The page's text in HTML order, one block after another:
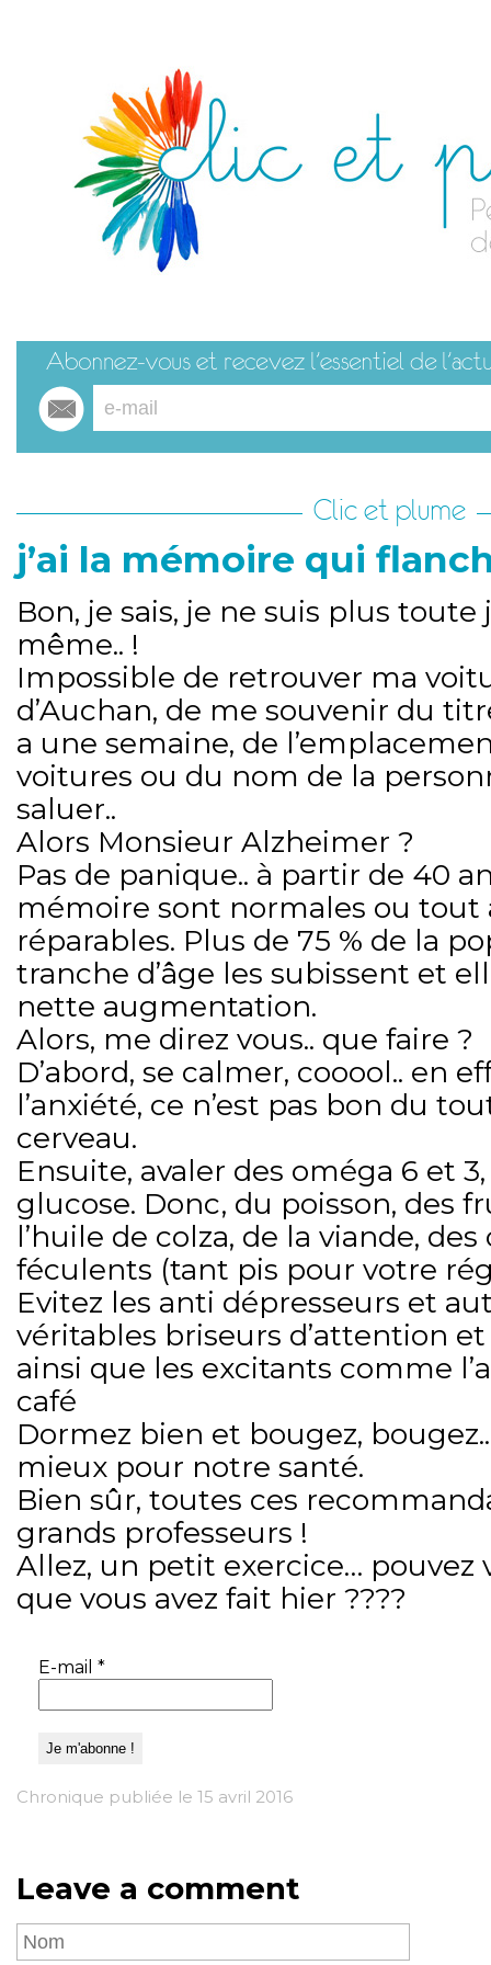
Clic et plume
j’ai la mémoire qui
Bon, je sais, je ne suis plus
même.. !
Impossible de retrouver ma
d’Auchan, de me souvenir du
a une semaine, de
voitures ou du nom de la
saluer..
Alors Monsieur Alzheimer ?
Pas de panique.. à partir de 40
mémoire sont normales ou tout
réparables. Plus de 75 % de la
tranche d’âge les subissent et
nette augmentation.
Alors, me direz vous.. que faire ?
D’abord, se calmer, cooool.. en
l’anxiété, ce n’est pas bon du
cerveau.
Ensuite, avaler des oméga 6 et
glucose. Donc, du poisson, des
l’huile de colza, de la viande,
féculents (tant pis pour votre
Evitez les anti dépresseurs et
véritables briseurs d’attention
ainsi que les excitants comme
café
Dormez bien et bougez,
mieux pour notre santé.
Bien sûr, toutes ces
grands professeurs !
Allez, un petit exercice… pouvez
que vous avez fait hier ????
E-mail *
Chronique publiée le 15 avril 2016
Leave a comment